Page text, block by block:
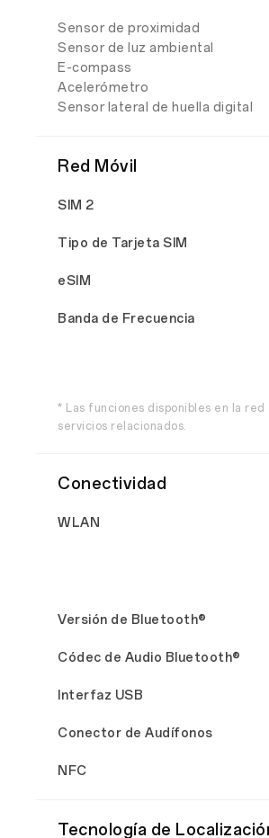
Sensor de proximidad
Sensor de luz ambiental
E-compass
Acelerómetro
Sensor lateral de huella digital
Red Móvil
SIM 2
Tipo de Tarjeta SIM
eSIM
Banda de Frecuencia
* Las funciones disponibles en la
servicios relacionados.
Conectividad
WLAN
Versión de Bluetooth®
Códec de Audio Bluetooth®
Interfaz USB
Conector de Audífonos
NFC
Tecnología de